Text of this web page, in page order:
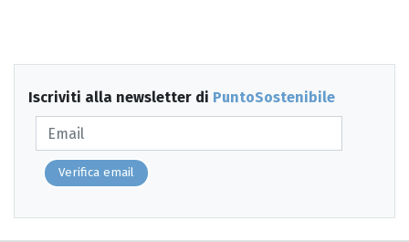
Iscriviti alla newsletter di PuntoSostenibile
Verifica email